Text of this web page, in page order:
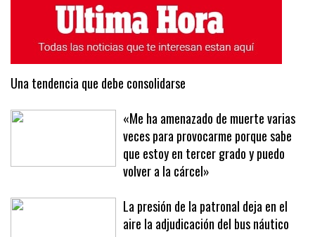
Una tendencia que debe consolidarse
«Me ha amenazado de muerte varias
veces para provocarme porque sabe
que estoy en tercer grado y puedo
volver a la cárcel»
La presión de la patronal deja en el
aire la adjudicación del bus náutico